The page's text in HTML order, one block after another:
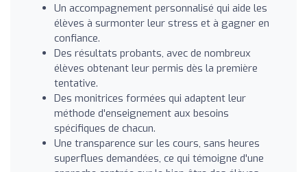
Un accompagnement personnalisé qui aide les
élèves à surmonter leur stress et à gagner en
confiance.
Des résultats probants, avec de nombreux
élèves obtenant leur permis dès la première
tentative.
Des monitrices formées qui adaptent leur
méthode d'enseignement aux besoins
spécifiques de chacun.
Une transparence sur les cours, sans heures
superflues demandées, ce qui témoigne d'une